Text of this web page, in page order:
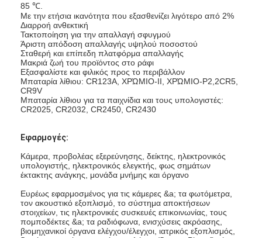
85 ℃.
Με την ετήσια ικανότητα που εξασθενίζει λιγότερο από 2%
Διαρροή ανθεκτική
Τακτοποίηση για την απαλλαγή σφυγμού
Άριστη απόδοση απαλλαγής υψηλού ποσοστού
Σταθερή και επίπεδη πλατφόρμα απαλλαγής
Μακριά ζωή του προϊόντος στο ράφι
Εξασφαλίστε και φιλικός προς το περιβάλλον
Μπαταρία λίθιου: CR123A, ΧΡΏΜΙΟ-ΙΙ, ΧΡΏΜΙΟ-P2,2CR5,
CR9V
Μπαταρία λίθιου για τα παιχνίδια και τους υπολογιστές:
CR2025, CR2032, CR2450, CR2430
Εφαρμογές:
Κάμερα, προβολέας εξερεύνησης, δείκτης, ηλεκτρονικός
υπολογιστής, ηλεκτρονικός ελεγκτής, φως σημάτων
έκτακτης ανάγκης, μονάδα μνήμης και όργανο
Ευρέως εφαρμοσμένος για τις κάμερες &a; τα φωτόμετρα,
τον ακουστικό εξοπλισμό, το σύστημα αποκτήσεων
στοιχείων, τις ηλεκτρονικές συσκευές επικοινωνίας, τους
πομποδέκτες &a; τα ραδιόφωνα, ενισχύσεις ακρόασης,
βιομηχανικοί όργανα ελέγχου/έλεγχοι, ιατρικός εξοπλισμός,